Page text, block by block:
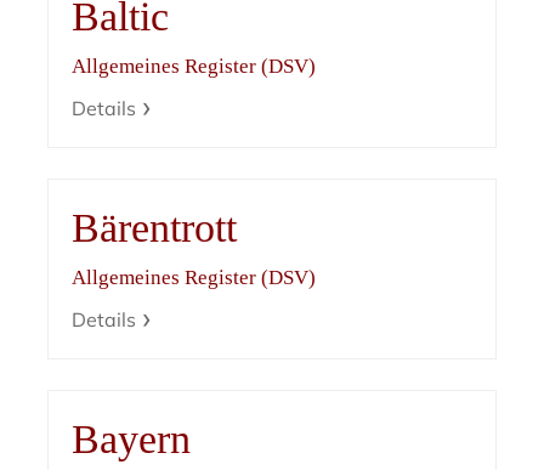
Baltic
Allgemeines Register (DSV)
Details
Bärentrott
Allgemeines Register (DSV)
Details
Bayern